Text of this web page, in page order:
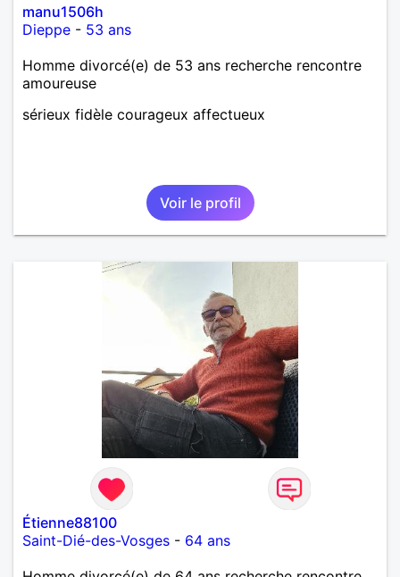
manu1506h
Dieppe - 53 ans
Homme divorcé(e) de 53 ans recherche rencontre
amoureuse
sérieux fidèle courageux affectueux
Voir le profil
Étienne88100
Saint-Dié-des-Vosges - 64 ans